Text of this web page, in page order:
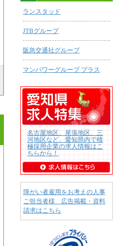
ランスタッド
JTBグループ
阪急交通社グループ
マンパワーグループ プラス
名古屋地区、尾張地区、三
河地区など、愛知県内で積
極採用企業の求人情報はこ
ちらから！
障がい者雇用をお考えの人事
ご担当者様 広告掲載・資料
請求はこちら